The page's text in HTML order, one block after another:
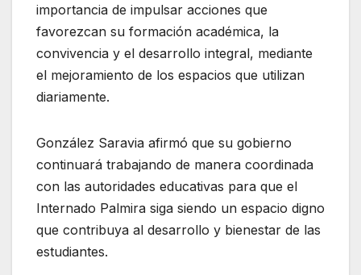
importancia de impulsar acciones que
favorezcan su formación académica, la
convivencia y el desarrollo integral, mediante
el mejoramiento de los espacios que utilizan
diariamente.
González Saravia afirmó que su gobierno
continuará trabajando de manera coordinada
con las autoridades educativas para que el
Internado Palmira siga siendo un espacio digno
que contribuya al desarrollo y bienestar de las
estudiantes.